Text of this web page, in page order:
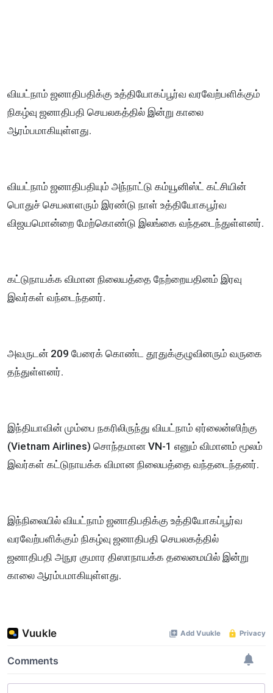
வியட்நாம் ஜனாதிபதிக்கு உத்தியோகப்பூர்வ வரவேற்பளிக்கும்
நிகழ்வு ஜனாதிபதி செயலகத்தில் இன்று காலை
ஆரம்பமாகியுள்ளது.
வியட்நாம் ஜனாதிபதியும் அந்நாட்டு கம்யூனிஸ்ட் கட்சியின்
பொதுச் செயலாளரும் இரண்டு நாள் உத்தியோகபூர்வ
விஜயமொன்றை மேற்கொண்டு இலங்கை வந்தடைந்துள்ளனர்.
கட்டுநாயக்க விமான நிலையத்தை நேற்றையதினம் இரவு
இவர்கள் வந்டைந்தனர்.
அவருடன் 209 பேரைக் கொண்ட தூதுக்குழுவினரும் வருகை
தந்துள்ளனர்.
இந்தியாவின் மும்பை நகரிலிருந்து வியட்நாம் ஏர்லைன்ஸிற்கு
(Vietnam Airlines) சொந்தமான VN-1 எனும் விமானம் மூலம்
இவர்கள் கட்டுநாயக்க விமான நிலையத்தை வந்தடைந்தனர்.
இந்நிலையில் வியட்நாம் ஜனாதிபதிக்கு உத்தியோகப்பூர்வ
வரவேற்பளிக்கும் நிகழ்வு ஜனாதிபதி செயலகத்தில்
ஜனாதிபதி அநுர குமார திஸாநாயக்க தலைமையில் இன்று
காலை ஆரம்பமாகியுள்ளது.